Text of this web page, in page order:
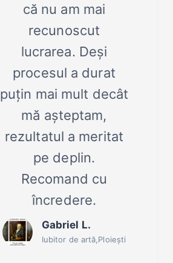
că nu am mai
recunoscut
lucrarea. Deși
procesul a durat
puțin mai mult decât
mă așteptam,
rezultatul a meritat
pe deplin.
Recomand cu
încredere.
Gabriel L.
Iubitor de artă,Ploiești